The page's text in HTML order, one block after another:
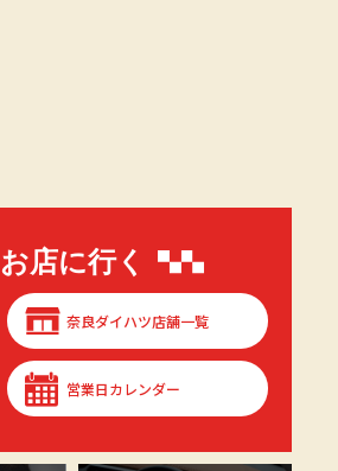
お店に行く
奈良ダイハツ店舗一覧
営業日カレンダー